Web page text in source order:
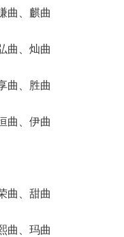
曲、麒曲
曲、灿曲
曲、胜曲
曲、伊曲
曲、甜曲
曲、玛曲